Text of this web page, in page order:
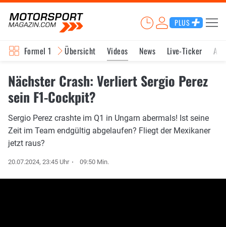
PLUS
Formel 1 Übersicht Videos News Live-Ticker
Nächster Crash: Verliert Sergio Perez
sein F1-Cockpit?
Sergio Perez crashte im Q1 in Ungarn abermals! Ist seine
Zeit im Team endgültig abgelaufen? Fliegt der Mexikaner
jetzt raus?
20.07.2024, 23:45 Uhr 09:50 Min.